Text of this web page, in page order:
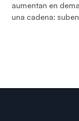
aumentan en
una cadena: